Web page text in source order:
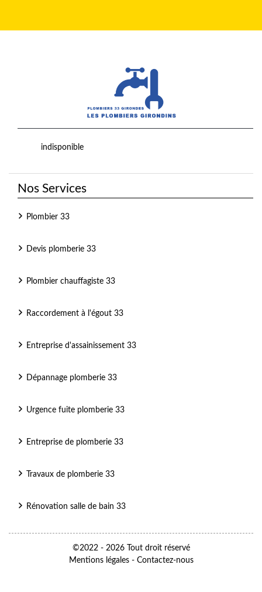
indisponible
Nos Services
Plombier 33
Devis plomberie 33
Plombier chauffagiste 33
Raccordement à l'égout 33
Entreprise d'assainissement 33
Dépannage plomberie 33
Urgence fuite plomberie 33
Entreprise de plomberie 33
Travaux de plomberie 33
Rénovation salle de bain 33
©2022 - 2026 Tout droit réservé
Mentions légales- Contactez-nous